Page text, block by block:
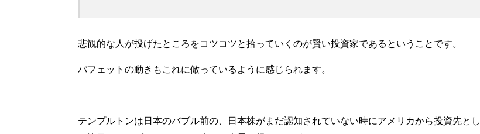
悲観的な人が投げたところをコツコツと拾っていくのが賢い投資家であるということです。
バフェットの動きもこれに倣っているように感じられます。
テンプルトンは日本のバブル前の、日本株がまだ認知されていない時にアメリカから投資先とし